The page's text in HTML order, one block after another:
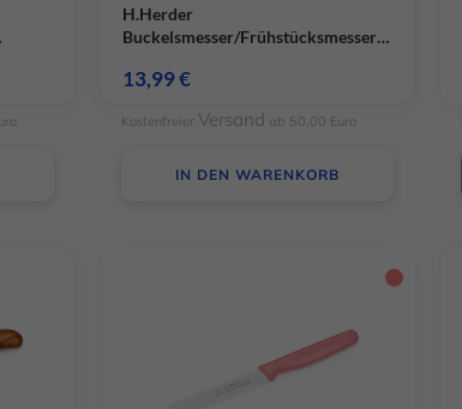
H.Herder
Buckelsmesser/Frühstücksmesser
13,99€
Kostenfreier Versand ab 50,00 Euro
IN DEN WARENKORB